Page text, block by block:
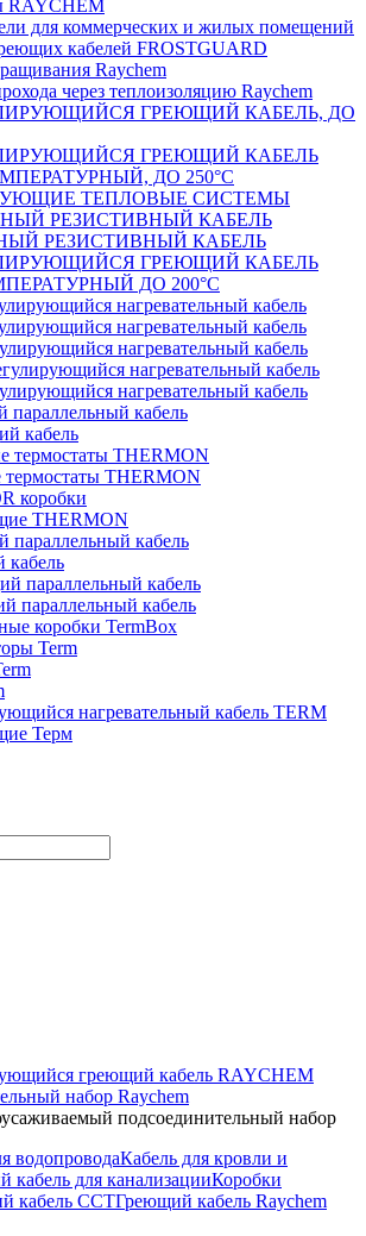
RAYCHEM
для коммерческих и жилых помещений
кабелей FROSTGUARD
Raychem
через теплоизоляцию Raychem
ГРЕЮЩИЙ КАБЕЛЬ, ДО
ГРЕЮЩИЙ КАБЕЛЬ
ДО 250°С
ТЕПЛОВЫЕ СИСТЕМЫ
РЕЗИСТИВНЫЙ КАБЕЛЬ
РЕЗИСТИВНЫЙ КАБЕЛЬ
ГРЕЮЩИЙ КАБЕЛЬ
ДО 200°С
нагревательный кабель
нагревательный кабель
нагревательный кабель
нагревательный кабель
нагревательный кабель
кабель
кабель
термостаты THERMON
THERMON
коробки
THERMON
параллельный кабель
кабель
параллельный кабель
параллельный кабель
коробки TermBox
Term
нагревательный кабель TERM
Терм
греющий кабель RAYCHEM
набор Raychem
подсоединительный набор
водопроводаКабель для кровли и
кабель для канализацииКоробки
кабель ССТГреющий кабель Raychem